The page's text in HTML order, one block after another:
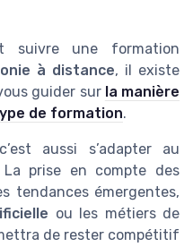
suivre une formation
à distance, il existe
guider sur la manière
de formation.
aussi s’adapter au
prise en compte des
tendances émergentes,
ou les métiers de
de rester compétitif